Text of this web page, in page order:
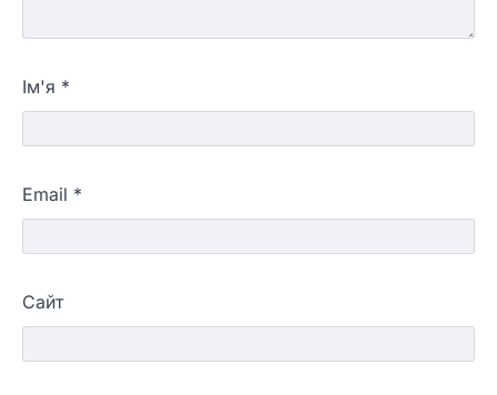
Ім'я *
Email *
Сайт